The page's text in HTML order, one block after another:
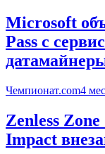
Microsoft
Pass с
Чемпионат.com4
Zenless
Impact